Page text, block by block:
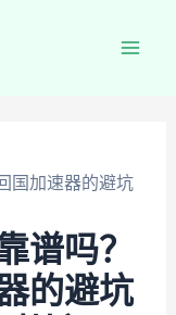
国加速器的避坑
谱吗？
的避坑